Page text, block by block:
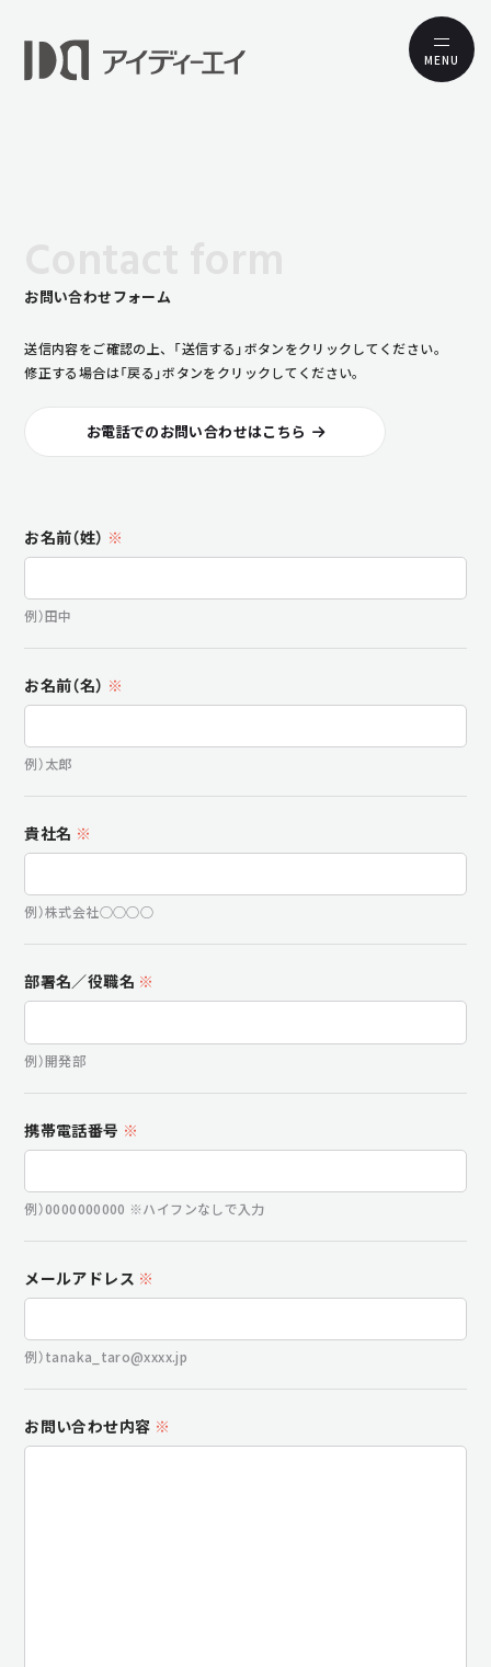
MENU
お問い合わせフォーム
送信内容をご確認の上、「送信する」ボタンをクリックしてください。
修正する場合は「戻る」ボタンをクリックしてください。
お電話でのお問い合わせはこちら
お名前（姓） ※
例）田中
お名前（名） ※
例）太郎
貴社名 ※
例）株式会社○○○○
部署名／役職名 ※
例）開発部
携帯電話番号 ※
例）0000000000 ※ハイフンなしで入力
メールアドレス ※
例）tanaka_taro@xxxx.jp
お問い合わせ内容 ※